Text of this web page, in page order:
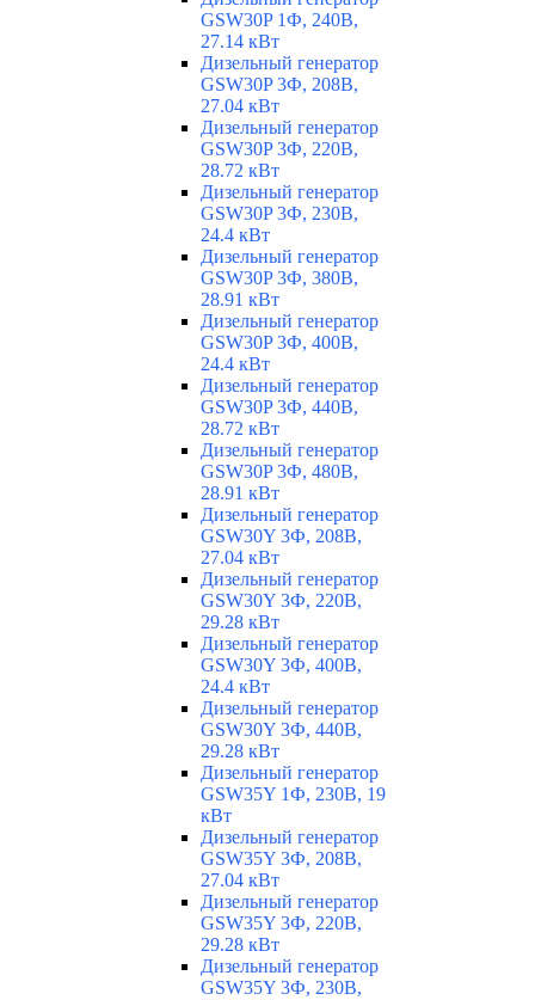
GSW30P 1Ф, 240В,
27.14 кВт
Дизельный генератор
GSW30P 3Ф, 208В,
27.04 кВт
Дизельный генератор
GSW30P 3Ф, 220В,
28.72 кВт
Дизельный генератор
GSW30P 3Ф, 230В,
24.4 кВт
Дизельный генератор
GSW30P 3Ф, 380В,
28.91 кВт
Дизельный генератор
GSW30P 3Ф, 400В,
24.4 кВт
Дизельный генератор
GSW30P 3Ф, 440В,
28.72 кВт
Дизельный генератор
GSW30P 3Ф, 480В,
28.91 кВт
Дизельный генератор
GSW30Y 3Ф, 208В,
27.04 кВт
Дизельный генератор
GSW30Y 3Ф, 220В,
29.28 кВт
Дизельный генератор
GSW30Y 3Ф, 400В,
24.4 кВт
Дизельный генератор
GSW30Y 3Ф, 440В,
29.28 кВт
Дизельный генератор
GSW35Y 1Ф, 230В, 19
кВт
Дизельный генератор
GSW35Y 3Ф, 208В,
27.04 кВт
Дизельный генератор
GSW35Y 3Ф, 220В,
29.28 кВт
Дизельный генератор
GSW35Y 3Ф, 230В,